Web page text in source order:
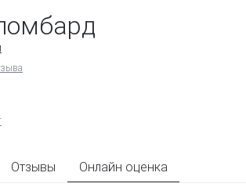
Отзывы Онлайн оценка